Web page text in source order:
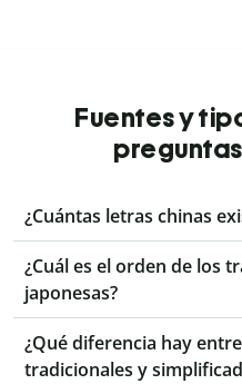
Fuentes y
¿Cuántas letras chinas
¿Cuál es el orden de los
japonesas?
¿Qué diferencia hay
tradicionales y